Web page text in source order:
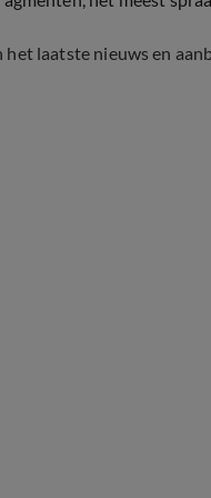
laatste nieuws en